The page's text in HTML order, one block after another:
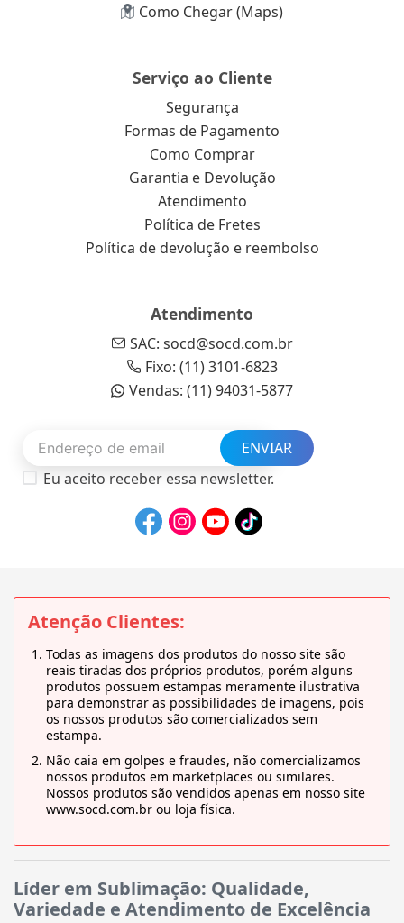
Como Chegar (Maps)
Serviço ao Cliente
Segurança
Formas de Pagamento
Como Comprar
Garantia e Devolução
Atendimento
Política de Fretes
Política de devolução e reembolso
Atendimento
SAC: socd@socd.com.br
Fixo: (11) 3101-6823
Vendas: (11) 94031-5877
ENVIAR
Eu aceito receber essa newsletter.
Atenção Clientes:
Todas as imagens dos produtos do nosso site são
reais tiradas dos próprios produtos, porém alguns
produtos possuem estampas meramente ilustrativa
para demonstrar as possibilidades de imagens, pois
os nossos produtos são comercializados sem
estampa.
Não caia em golpes e fraudes, não comercializamos
nossos produtos em marketplaces ou similares.
Nossos produtos são vendidos apenas em nosso site
www.socd.com.br ou loja física.
Líder em Sublimação: Qualidade,
Variedade e Atendimento de Excelência